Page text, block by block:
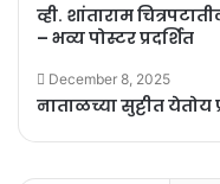
व्ही. शांताराम
– भव्य पोस्टर प्रदर्शित
December 8, 2025
नाताळच्या सुट्टीत